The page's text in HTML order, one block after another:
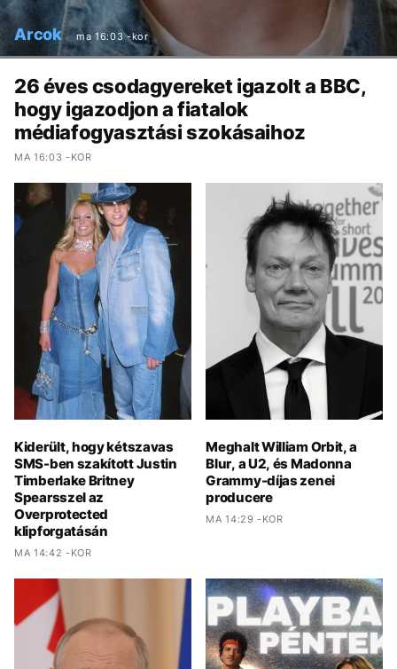
Arcok ma 16:03 -kor
26 éves csodagyereket igazolt a BBC,
hogy igazodjon a fiatalok
médiafogyasztási szokásaihoz
MA 16:03 -KOR
Kiderült, hogy kétszavas
SMS-ben szakított Justin
Timberlake Britney
Spearsszel az
Overprotected
klipforgatásán
MA 14:42 -KOR
Meghalt William Orbit, a
Blur, a U2, és Madonna
Grammy-díjas zenei
producere
MA 14:29 -KOR